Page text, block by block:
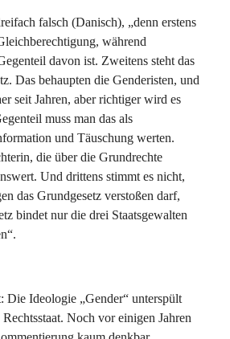
falsch (Danisch), „denn erstens
während
davon ist. Zweitens steht das
Das behaupten die Genderisten, und
seit Jahren, aber richtiger wird es
muss man das als
und Täuschung werten.
die über die Grundrechte
Und drittens stimmt es nicht,
das Grundgesetz verstoßen darf,
bindet nur die drei Staatsgewalten
Die Ideologie „Gender“ unterspült
Noch vor einigen Jahren